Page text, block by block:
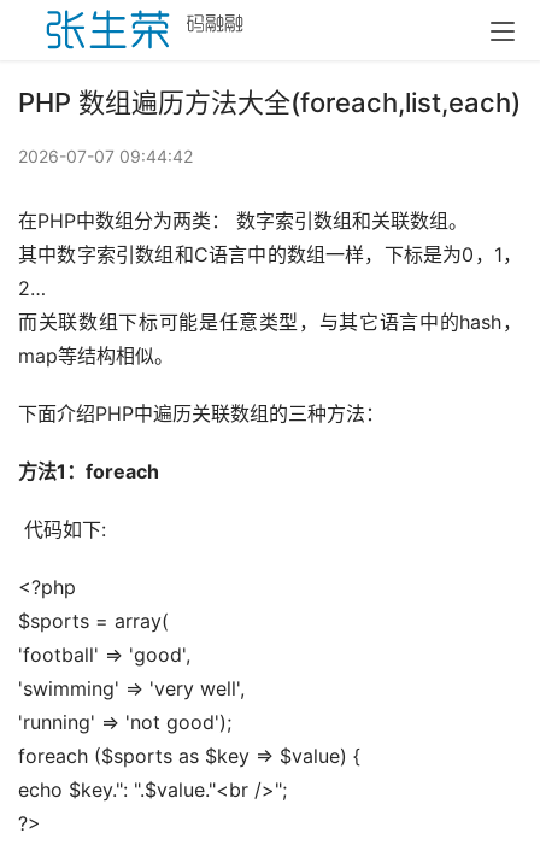
PHP 数组遍历方法大全(foreach,list,each)
2026-07-07 09:44:42
在PHP中数组分为两类： 数字索引数组和关联数组。
其中数字索引数组和C语言中的数组一样，下标是为0，1，
2…
而关联数组下标可能是任意类型，与其它语言中的hash，
map等结构相似。
下面介绍PHP中遍历关联数组的三种方法：
方法1：foreach
代码如下:
<?php
$sports = array(
'football' => 'good',
'swimming' => 'very well',
'running' => 'not good');
foreach ($sports as $key => $value) {
echo $key.": ".$value."<br />";
?>